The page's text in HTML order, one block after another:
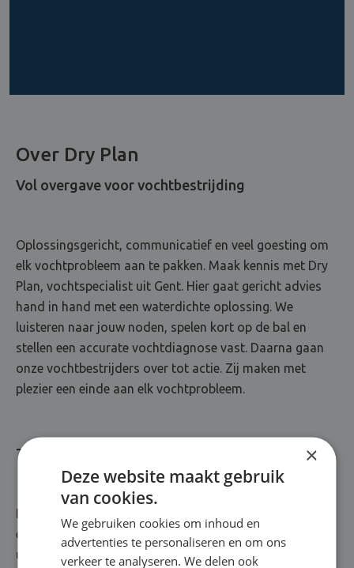
Over Dry Plan
Vol overgave voor vochtbestrijding
Oplossingsgericht, communicatief en veel goesting om
elk vochtprobleem aan te pakken. Maak kennis met Dry
Plan, vochtspecialist uit Gent. Hier gaat gericht advies
hand in hand met een waterdichte oplossing. We
luisteren naar jouw noden, spelen kort op de bal en
stellen een accurate vochtdiagnose vast. Daarna gaan
onze vochtbestrijders over tot actie. Zij maken met
plezier een einde aan elk vochtprobleem.
Totaalrenovatie van A tot Z
Bij Dry Plan staat kwaliteit met stip op één. Jarenlange
ervaring? Kennis over de nieuwste technieken? Een
uitgebreid arsenaal aan topproducten? Die zitten
×
Deze website maakt gebruik
van cookies.
We gebruiken cookies om inhoud en
advertenties te personaliseren en om ons
verkeer te analyseren. We delen ook